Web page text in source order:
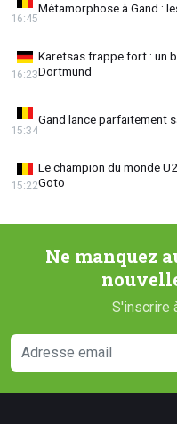
Métamorphose à Gand :
16:45
Karetsas frappe fort : un
Dortmund
16:23
Gand lance parfaitement
15:34
Le champion du monde
Goto
15:22
Ne manquez
S'inscrire